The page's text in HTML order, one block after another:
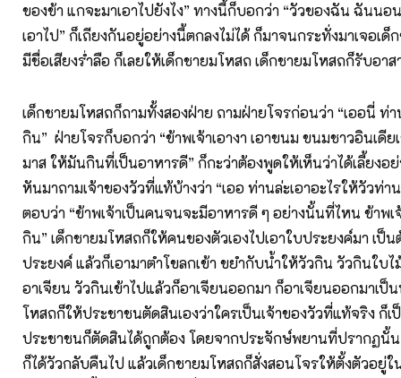
ของข้า แกจะมาเอาไปยังไง” ทางนี้ก็บอกว่า “วัวของฉัน ฉันนอ
เอาไป” ก็เถียงกันอยู่อย่างนี้ตกลงไม่ได้ ก็มาจนกระทั่งมาเจอเ
มีชื่อเสียงร่ำลือ ก็เลยให้เด็กชายมโหสถ เด็กชายมโหสถก็รับอ
เด็กชายมโหสถก็ถามทั้งสองฝ่าย ถามฝ่ายโจรก่อนว่า “เออนี่ ท่า
กิน” ฝ่ายโจรก็บอกว่า “ข้าพเจ้าเอางา เอาขนม ขนมชาวอินเดีย
มาส ให้มันกินที่เป็นอาหารดี” ก็กะว่าต้องพูดให้เห็นว่าได้เลี้ยงอ
หันมาถามเจ้าของวัวที่แท้บ้างว่า “เออ ท่านล่ะเอาอะไรให้วัวท่า
ตอบว่า “ข้าพเจ้าเป็นคนจนจะมีอาหารดี ๆ อย่างนั้นที่ไหน ข้าพ
กิน” เด็กชายมโหสถก็ให้คนของตัวเองไปเอาใบประยงค์มา เป็
ประยงค์ แล้วก็เอามาตำโขลกเข้า ขยำกับน้ำให้วัวกิน วัวกินใบ
อาเจียน วัวกินเข้าไปแล้วก็อาเจียนออกมา ก็อาเจียนออกมาเป็
โหสถก็ให้ประชาชนตัดสินเองว่าใครเป็นเจ้าของวัวที่แท้จริง ก็เ
ประชาชนก็ตัดสินได้ถูกต้อง โดยจากประจักษ์พยานที่ปรากฏนั้น
ก็ได้วัวกลับคืนไป แล้วเด็กชายมโหสถก็สั่งสอนโจรให้ตั้งตัวอยู่